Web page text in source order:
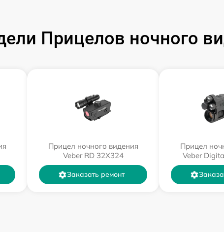
Прицелов ночного
Прицел ночного видения
Veber RD 32X324
Заказать ремонт
Прицел
Veber